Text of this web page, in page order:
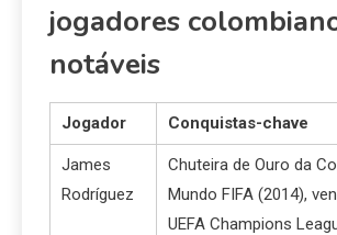
jogadores
notáveis
Jogador Conquistas-chave
James
Rodríguez
Chuteira de Ouro da
Mundo FIFA (2014),
UEFA Champions